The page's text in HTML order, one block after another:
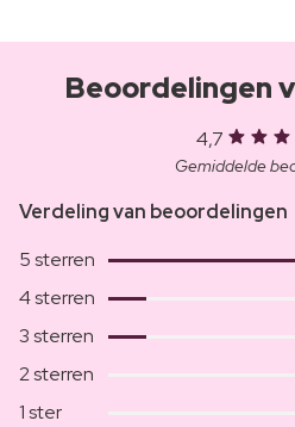
Beoordelingen
4,7
Gemiddelde
Verdeling van beoordelingen
5 sterren
4 sterren
3 sterren
2 sterren
1 ster